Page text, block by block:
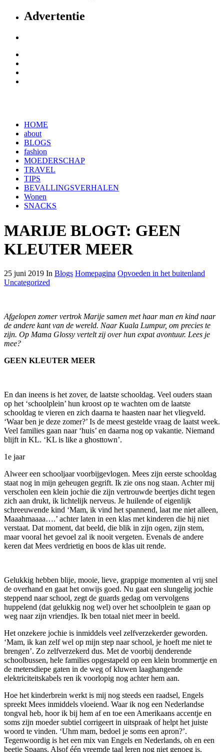
Advertentie
HOME
about
BLOGS
fashion
MOEDERSCHAP
TRAVEL
TIPS
BEVALLINGSVERHALEN
Wonen
SNACKS
MARIJE BLOGT: GEEN
KLEUTER MEER
25 juni 2019 In Blogs Homepagina Opvoeden in het buitenland
Uncategorized
Afgelopen zomer vertrok Marije samen met haar man en kind naar
de andere kant van de wereld. Naar Kuala Lumpur, om precies te
zijn. Op Mama Glossy vertelt zij over hun expat avontuur. Lees je
mee?
GEEN KLEUTER MEER
En dan ineens is het zover, de laatste schooldag. Veel ouders staan
op het ‘schoolplein’ hun kroost op te wachten om de laatste
schooldag te vieren en zich daarna te haasten naar het vliegveld.
‘Waar ben je deze zomer?’ Is de meest gestelde vraag de laatst week.
Veel families gaan naar ‘huis’ en daarna nog op vakantie. Niemand
blijft in KL. ‘KL is like a ghosttown’.
1e jaar
Alweer een schooljaar voorbijgevlogen. Mees zijn eerste schooldag
staat nog in mijn geheugen gegrift. Ik zie ons nog staan. Achter mij
verscholen een klein jochie die zijn vertrouwde beertjes dicht tegen
zich aan drukt, ik lichtelijk nerveus. Je huilende of eigenlijk
schreeuwende kind ‘Mam, ik vind het spannend, laat me niet alleen,
Maaahmaaaa….’ achter laten in een klas met kinderen die hij niet
verstaat. Dat moment, dat beeld, die blik in zijn ogen, zijn stem,
maar vooral het gevoel zal ik nooit vergeten. Evenals de andere
keren dat Mees verdrietig en boos de klas uit rende.
Gelukkig hebben blije, mooie, lieve, grappige momenten al vrij snel
de overhand en gaat het onwijs goed. Nu gaat een slungelig jochie
steppend naar school, zegt de guards gedag om vervolgens
huppelend (dat gelukkig nog wel) over het schoolplein te gaan op
weg naar zijn vriendjes. Ik ben totaal niet meer in beeld.
Het onzekere jochie is inmiddels veel zelfverzekerder geworden.
‘Mam, ik kan zelf wel op mijn step naar school, je hoeft me niet te
brengen’. Zo zelfverzekerd dus. Met de voorbij denderende
schoolbussen, hele families opgestapeld op een klein brommertje en
de metersdiepe gaten in de weg of kluwen laaghangende
elektriciteitskabels ren ik voorlopig nog achter hem aan.
Hoe het kinderbrein werkt is mij nog steeds een raadsel, Engels
spreekt Mees inmiddels vloeiend. Waar ik nog een Nederlandse
tongval heb, hoor ik bij hem af en toe een Amerikaans accentje en
soms zijn moeder subtiel corrigeert in uitspraak of helpt het juiste
woord te vinden. ‘Uhm mam, bedoel je soms een apron?’.
Tegenwoordig is het een mix van Engels en Nederlands, oh en een
beetje Spaans. Alsof één vreemde taal leren nog niet genoeg is.